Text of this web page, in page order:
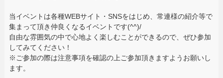
当イベントは各種WEBサイト・SNSをはじめ、常連様の紹介等で
集まって頂き仲良くなるイベントです(^^)/
自由な雰囲気の中で心地よく楽しむことができるので、ぜひ参加
してみてください！
※ご参加の際は注意事項を確認の上ご参加頂きますようお願いし
ます。